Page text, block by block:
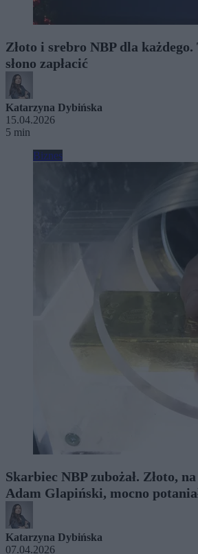
Złoto i srebro NBP dla
słono zapłacić
Katarzyna Dybińska
15.04.2026
5 min
Biznes
Skarbiec NBP zubożał. Złoto,
Adam Glapiński, mocno
Katarzyna Dybińska
07.04.2026